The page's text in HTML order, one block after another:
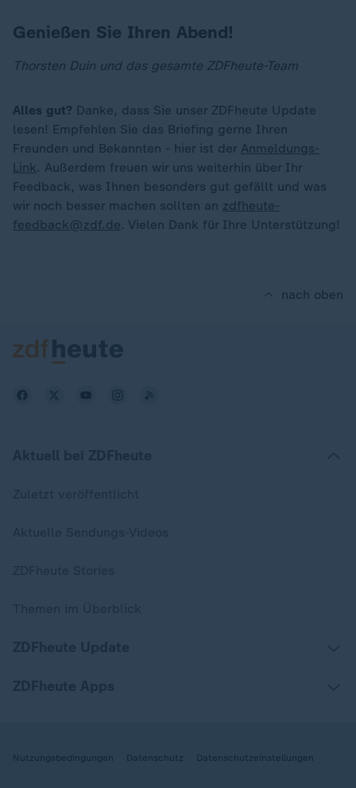
Genießen Sie Ihren Abend!
Thorsten Duin und das gesamte ZDFheute-Team
Alles gut? Danke, dass Sie unser ZDFheute Update
lesen! Empfehlen Sie das Briefing gerne Ihren
Freunden und Bekannten - hier ist der Anmeldungs-
Link. Außerdem freuen wir uns weiterhin über Ihr
Feedback, was Ihnen besonders gut gefällt und was
wir noch besser machen sollten an zdfheute-
feedback@zdf.de. Vielen Dank für Ihre Unterstützung!
nach oben
Nutzungsbedingungen Datenschutz Datenschutzeinstellungen